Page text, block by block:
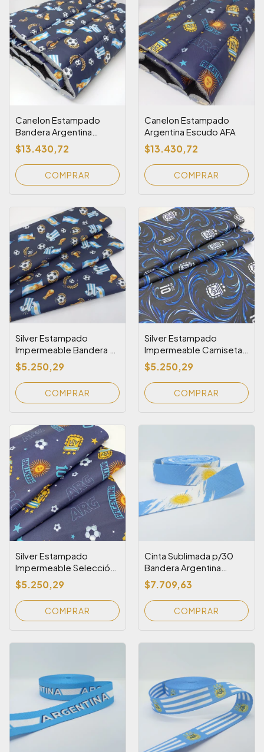
Canelon Estampado
Bandera Argentina
Pelota y Copa
$13.430,72
Canelon Estampado
Argentina Escudo AFA
$13.430,72
Silver Estampado
Impermeable Bandera y
Copa
$5.250,29
Silver Estampado
Impermeable Camiseta
Suplente
$5.250,29
Silver Estampado
Impermeable Selección
Argentina
$5.250,29
Cinta Sublimada p/30
Bandera Argentina
(Batik) con Sol (Rollo x 10
metros)
$7.709,63